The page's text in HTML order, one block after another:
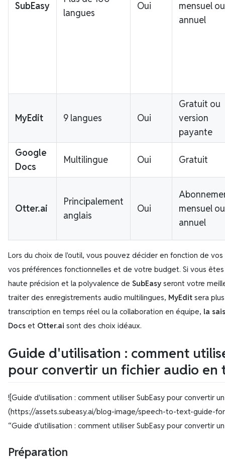
SubEasy
langues
Oui
mensuel ou
annuel
MyEdit 9 langues Oui
Gratuit ou
version
payante
Google
Docs
Multilingue Oui Gratuit
Otter.ai
Principalement
anglais
Oui
mensuel ou
annuel
Lors du choix de l'outil, vous pouvez décider en fonction de
vos préférences fonctionnelles et de votre budget. Si vous
haute précision et la polyvalence de SubEasy seront votre
traiter des enregistrements audio multilingues, MyEdit sera
transcription en temps réel ou la collaboration en équipe, la
Docs et Otter.ai sont des choix idéaux.
Guide d'utilisation : comment
pour convertir un fichier audio en
![Guide d'utilisation : comment utiliser SubEasy pour convertir
(https://assets.subeasy.ai/blog-image/speech-to-text-guide-
“Guide d'utilisation : comment utiliser SubEasy pour convertir
Préparation